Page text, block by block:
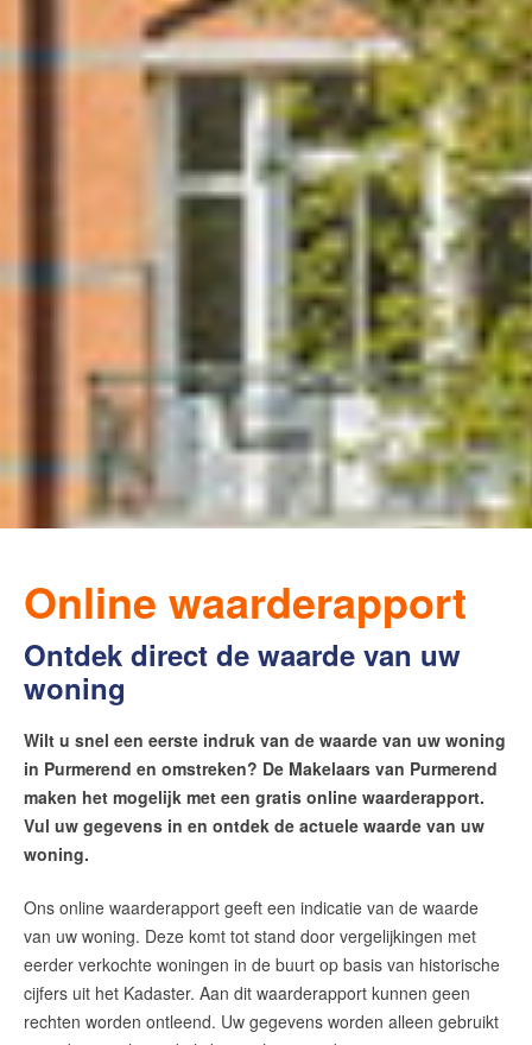
Online waarderapport
Ontdek direct de waarde van uw
woning
Wilt u snel een eerste indruk van de waarde van uw woning
in Purmerend en omstreken? De Makelaars van Purmerend
maken het mogelijk met een gratis online waarderapport.
Vul uw gegevens in en ontdek de actuele waarde van uw
woning.
Ons online waarderapport geeft een indicatie van de waarde
van uw woning. Deze komt tot stand door vergelijkingen met
eerder verkochte woningen in de buurt op basis van historische
cijfers uit het Kadaster. Aan dit waarderapport kunnen geen
rechten worden ontleend. Uw gegevens worden alleen gebruikt